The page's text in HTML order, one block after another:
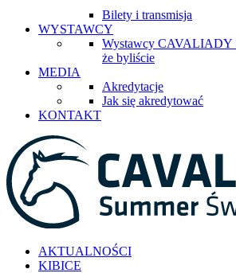
Bilety i transmisja
WYSTAWCY
Wystawcy CAVALIADY
że byliście
MEDIA
Akredytacje
Jak się akredytować
KONTAKT
AKTUALNOŚCI
KIBICE